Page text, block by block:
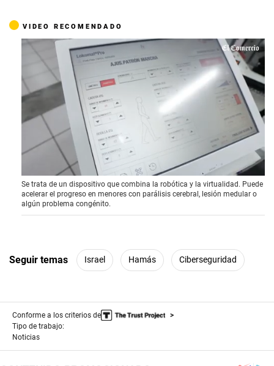
VIDEO RECOMENDADO
0
s
e
c
o
o
f
u
t
e
Se trata de un dispositivo que combina la robótica y la virtualidad. Puede
acelerar el progreso en menores con parálisis cerebral, lesión medular o
algún problema congénito.
Seguir temas Israel Hamás Ciberseguridad
Conforme a los criterios de
Tipo de trabajo:
Noticias